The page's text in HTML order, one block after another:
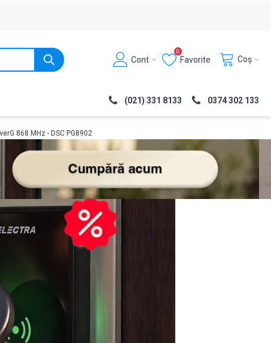
Cont
0
Favorite Coș
(021) 331 8133 0374 302 133
868 MHz - DSC PG8902